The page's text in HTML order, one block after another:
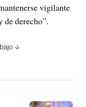
vigilante
de derecho”.